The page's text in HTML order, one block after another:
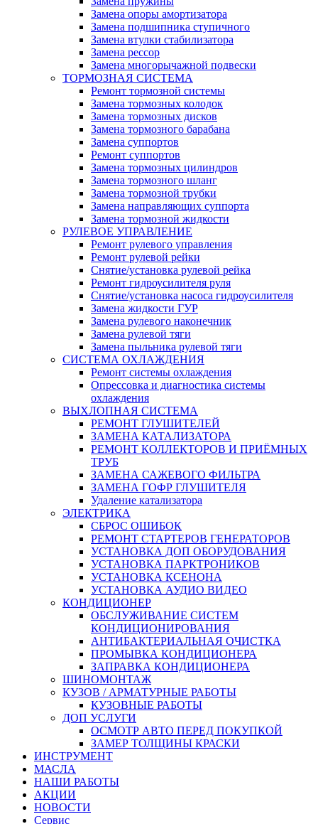
Замена опоры амортизатора
Замена подшипника ступичного
Замена втулки стабилизатора
Замена рессор
Замена многорычажной подвески
ТОРМОЗНАЯ СИСТЕМА
Ремонт тормозной системы
Замена тормозных колодок
Замена тормозных дисков
Замена тормозного барабана
Замена суппортов
Ремонт суппортов
Замена тормозных цилиндров
Замена тормозного шланг
Замена тормозной трубки
Замена направляющих суппорта
Замена тормозной жидкости
РУЛЕВОЕ УПРАВЛЕНИЕ
Ремонт рулевого управления
Ремонт рулевой рейки
Снятие/установка рулевой рейка
Ремонт гидроусилителя руля
Снятие/установка насоса гидроусилителя
Замена жидкости ГУР
Замена рулевого наконечник
Замена рулевой тяги
Замена пыльника рулевой тяги
СИСТЕМА ОХЛАЖДЕНИЯ
Ремонт системы охлаждения
Опрессовка и диагностика системы
охлаждения
ВЫХЛОПНАЯ СИСТЕМА
РЕМОНТ ГЛУШИТЕЛЕЙ
ЗАМЕНА КАТАЛИЗАТОРА
РЕМОНТ КОЛЛЕКТОРОВ И ПРИЁМНЫХ
ТРУБ
ЗАМЕНА САЖЕВОГО ФИЛЬТРА
ЗАМЕНА ГОФР ГЛУШИТЕЛЯ
Удаление катализатора
ЭЛЕКТРИКА
СБРОС ОШИБОК
РЕМОНТ СТАРТЕРОВ ГЕНЕРАТОРОВ
УСТАНОВКА ДОП ОБОРУДОВАНИЯ
УСТАНОВКА ПАРКТРОНИКОВ
УСТАНОВКА КСЕНОНА
УСТАНОВКА АУДИО ВИДЕО
КОНДИЦИОНЕР
ОБСЛУЖИВАНИЕ СИСТЕМ
КОНДИЦИОНИРОВАНИЯ
АНТИБАКТЕРИАЛЬНАЯ ОЧИСТКА
ПРОМЫВКА КОНДИЦИОНЕРА
ЗАПРАВКА КОНДИЦИОНЕРА
ШИНОМОНТАЖ
КУЗОВ / АРМАТУРНЫЕ РАБОТЫ
КУЗОВНЫЕ РАБОТЫ
ДОП УСЛУГИ
ОСМОТР АВТО ПЕРЕД ПОКУПКОЙ
ЗАМЕР ТОЛЩИНЫ КРАСКИ
ИНСТРУМЕНТ
МАСЛА
НАШИ РАБОТЫ
АКЦИИ
НОВОСТИ
Сервис